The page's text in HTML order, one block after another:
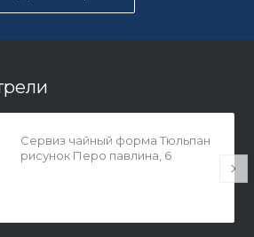
Сервиз чайный форма Тюльпан
рисунок Перо павлина, 6